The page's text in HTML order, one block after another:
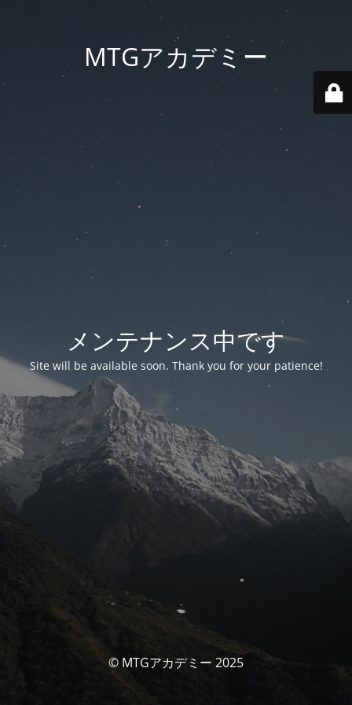
MTGアカデミー
メンテナンス中です
Site will be available soon. Thank you for your patience!
© MTGアカデミー 2025